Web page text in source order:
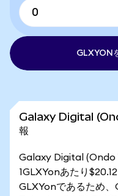
GLXYON
Galaxy Digital
報
Galaxy Digital (Ondo
1GLXYonあたり
GLXYonであるため